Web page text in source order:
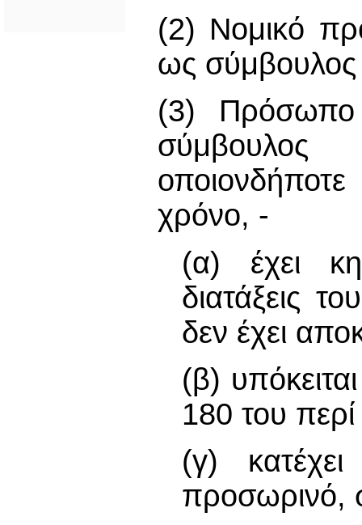
(2) Νομικό
ως σύμβουλος
(3) Πρόσωπο
χρόνο, -
(α) έχει
διατάξεις
δεν έχει
(β)
180 του
(γ)
προσωρινό,